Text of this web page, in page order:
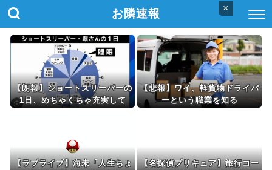
×
お隣速報
【朗報】ショートスリーパーの
1日、めちゃくちゃ充実して
【悲報】ワイ、軽貨物ドライバ
ーという職業を知る
【ラブライブ】海未「人生ちょ
【名探偵プリキュア】旅行コー